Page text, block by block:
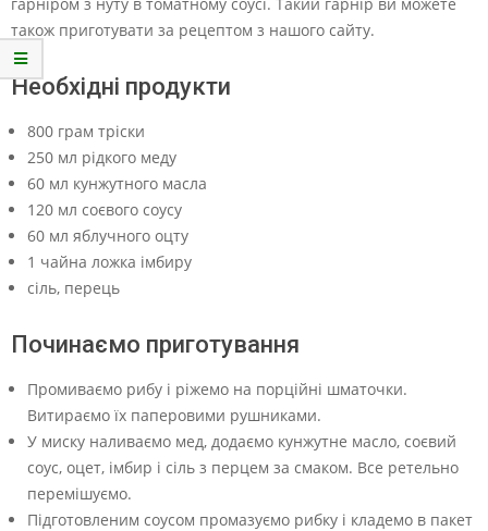
також приготувати за рецептом з нашого сайту.
Необхідні продукти
800 грам тріски
250 мл рідкого меду
60 мл кунжутного масла
120 мл соєвого соусу
60 мл яблучного оцту
1 чайна ложка імбиру
сіль, перець
Починаємо приготування
Промиваємо рибу і ріжемо на порційні шматочки.
Витираємо їх паперовими рушниками.
У миску наливаємо мед, додаємо кунжутне масло, соєвий
соус, оцет, імбир і сіль з перцем за смаком. Все ретельно
перемішуємо.
Підготовленим соусом промазуємо рибку і кладемо в пакет